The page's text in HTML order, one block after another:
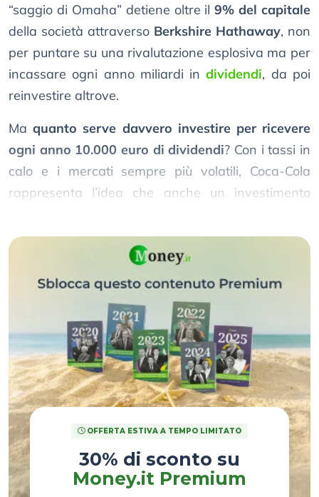
“saggio di Omaha” detiene oltre il9% del capitale
della società attraverso Berkshire Hathaway, non
per puntare su una rivalutazione esplosiva ma per
incassare ogni anno miliardi individendi, da poi
reinvestire altrove.
Maquanto serve davvero investire per ricevere
ogni anno 10.000 euro di dividendi? Con i tassi in
calo e i mercati sempre più volatili, Coca-Cola
rappresenta l’idea che anche un investimento
OFFERTA ESTIVA A TEMPO LIMITATO
30% di sconto su
Money.it Premium